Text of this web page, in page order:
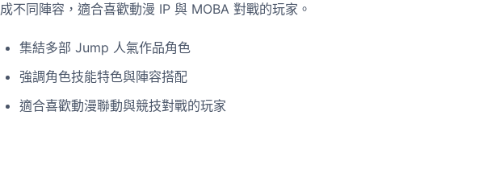
成不同陣容，適合喜歡動漫 IP 與 MOBA 對戰的玩家。
集結多部 Jump 人氣作品角色
強調角色技能特色與陣容搭配
適合喜歡動漫聯動與競技對戰的玩家